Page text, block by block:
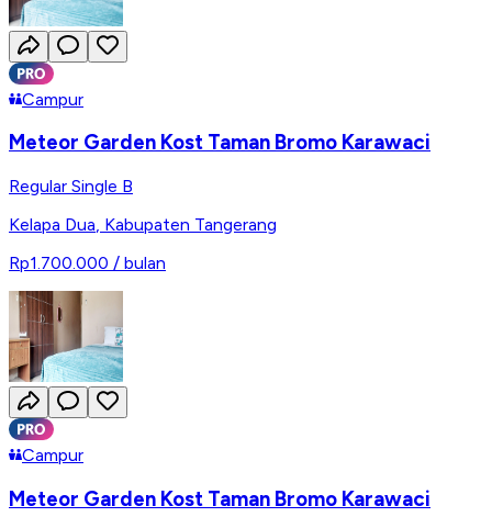
Campur
Meteor Garden Kost Taman Bromo Karawaci
Regular Single B
Kelapa Dua, Kabupaten Tangerang
Rp1.700.000 / bulan
Campur
Meteor Garden Kost Taman Bromo Karawaci